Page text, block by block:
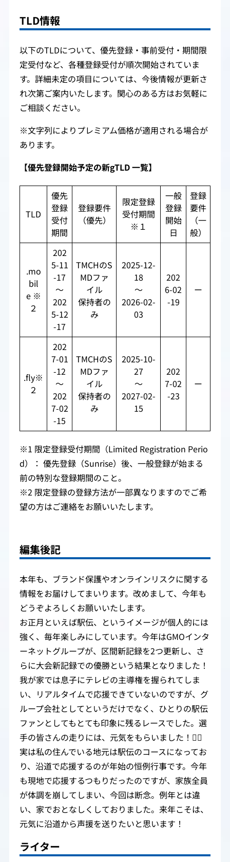
TLD情報
以下のTLDについて、優先登録・事前受付・期間限
定受付など、各種登録受付が順次開始されていま
す。詳細未定の項目については、今後情報が更新さ
れ次第ご案内いたします。関心のある方はお気軽に
ご相談ください。
※文字列によりプレミアム価格が適用される場合が
あります。
【優先登録開始予定の新gTLD 一覧】
TLD
優先
登録
受付
期間
登録要件
（優先）
限定登録
受付期間
※１
一般
登録
開始
日
登録
要件
（一
般）
.mo
bil
e ※
２
202
5-11
-17
～
202
5-12
-17
TMCHのS
MDファ
イル
保持者の
み
2025-12-
18
～
2026-02-
03
202
6-02
-19
ー
.fly※
２
202
7-01
-12
～
202
7-02
-15
TMCHのS
MDファ
イル
保持者の
み
2025-10-
27
～
2027-02-
15
202
7-02
-23
ー
※1 限定登録受付期間（Limited Registration Perio
d）： 優先登録（Sunrise）後、一般登録が始まる
前の特別な登録期間のこと。
※2 限定登録の登録方法が一部異なりますのでご希
望の方はご連絡をお願いいたします。
編集後記
本年も、ブランド保護やオンラインリスクに関する
情報をお届けしてまいります。改めまして、今年も
どうぞよろしくお願いいたします。
お正月といえば駅伝、というイメージが個人的には
強く、毎年楽しみにしています。今年はGMOインタ
ーネットグループが、区間新記録を2つ更新し、さ
らに大会新記録での優勝という結果となりました！
我が家では息子にテレビの主導権を握られてしま
い、リアルタイムで応援できていないのですが、グ
ループ会社としてというだけでなく、ひとりの駅伝
ファンとしてもとても印象に残るレースでした。選
手の皆さんの走りには、元気をもらいました！🏃‍♂️
実は私の住んでいる地元は駅伝のコースになってお
り、沿道で応援するのが年始の恒例行事です。今年
も現地で応援するつもりだったのですが、家族全員
が体調を崩してしまい、今回は断念。例年とは違
い、家でおとなしくしておりました。来年こそは、
元気に沿道から声援を送りたいと思います！
ライター